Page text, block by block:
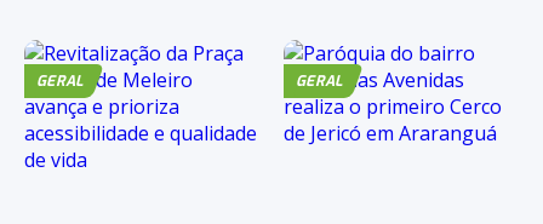
GERAL GERAL